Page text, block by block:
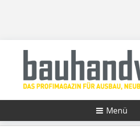
Menü